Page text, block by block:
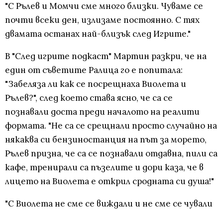
"С Рълев и Момчи сме много близки. Чуваме се
почти всеки ден, излизаме постоянно. С тях
двамата останах най-близък след Игрите."
В "След игрите подкаст" Мартин разкри, че на
един от съветите Ралица го е попитала:
"Забеляза ли как се посрещнаха Виолета и
Рълев?", след което става ясно, че са се
познавали доста преди началото на реалити
формата. "Не са се срещнали просто случайно на
някаква си бензиностанция на път за морето,
Рълев призна, че са се познавали отдавна, пили са
кафе, тренирали са пъзелите и дори каза, че в
лицето на Виолета е открил сродната си душа!"
"С Виолета не сме се виждали и не сме се чували